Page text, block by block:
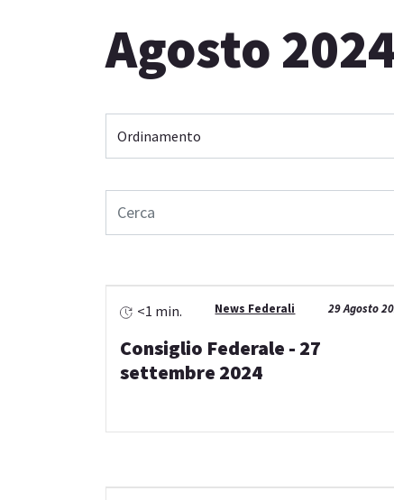
Agosto
29 Agosto
News Federali
<1 min.
Consiglio Federale - 27
settembre 2024